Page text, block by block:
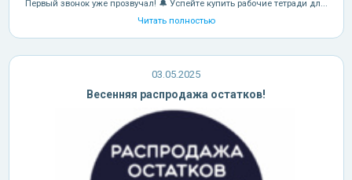
Первый звонок уже прозвучал! 🔔 Успейте купить рабочие тетради дл...
Читать полностью
03.05.2025
Весенняя распродажа остатков!